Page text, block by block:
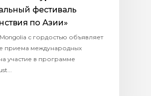
фестиваль
по Азии»
Mongolia с гордостью объявляет
приема международных
участие в программе